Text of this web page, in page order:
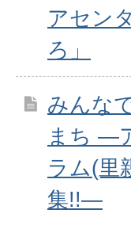
アセン
ろ」
みんな
まち ―
ラム(里
集!!―